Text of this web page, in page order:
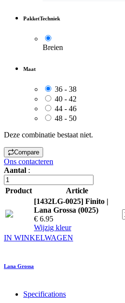
PakketTechniek
Breien
Maat
36 - 38
40 - 42
44 - 46
48 - 50
Deze combinatie bestaat niet.
Compare
Ons contacteren
Aantal :
Product Article
[1432LG-0025] Finito |
Lana Grossa (0025)
€ 6.95
Wijzig kleur
IN WINKELWAGEN
Lana Grossa
Specifications